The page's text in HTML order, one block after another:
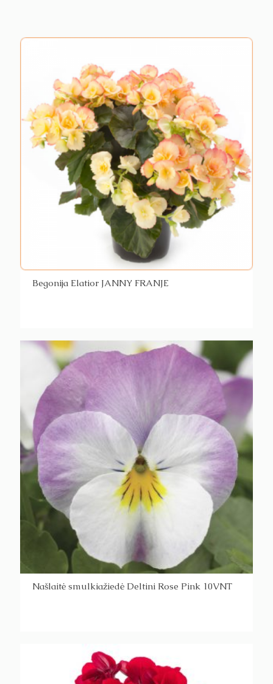
Begonija Elatior JANNY FRANJE
Našlaitė smulkiažiedė Deltini Rose Pink 10VNT